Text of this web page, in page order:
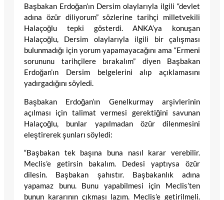
Başbakan Erdoğan’ın Dersim olaylarıyla ilgili “devlet
adına özür diliyorum” sözlerine tarihçi milletvekili
Halaçoğlu tepki gösterdi. ANKA’ya konuşan
Halaçoğlu, Dersim olaylarıyla ilgili bir çalışması
bulunmadığı için yorum yapamayacağını ama “Ermeni
sorununu tarihçilere bırakalım” diyen Başbakan
Erdoğan’ın Dersim belgelerini alıp açıklamasını
yadırgadığını söyledi.
Başbakan Erdoğan’ın Genelkurmay arşivlerinin
açılması için talimat vermesi gerektiğini savunan
Halaçoğlu, bunlar yapılmadan özür dilenmesini
eleştirerek şunları söyledi:
“Başbakan tek başına buna nasıl karar verebilir.
Meclis’e getirsin bakalım. Dedesi yaptıysa özür
dilesin. Başbakan şahıstır. Başbakanlık adına
yapamaz bunu. Bunu yapabilmesi için Meclis’ten
bunun kararının çıkması lazım. Meclis’e getirilmeli.